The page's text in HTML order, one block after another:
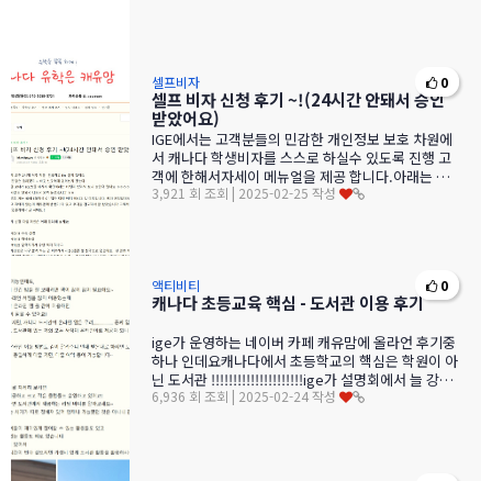
셀프비자
셀프 비자 신청 후기 ~!(24시간 안돼서 승인
받았어요)
IGE에서는 고객분들의 민감한 개인정보 보호 차원에
서 캐나다 학생비자를 스스로 하실수 있도록 진행 고
객에 한해서자세이 메뉴얼을 제공 합니다.아래는 최
근에 IGE가 운영하는 캐유맘 …
3,921 회 조회 | 2025-02-25 작성
0
액티비티
캐나다 초등교육 핵심 - 도서관 이용 후기
ige가 운영하는 네이버 카페 캐유맘에 올라언 후기중
하나 인데요캐나다에서 초등학교의 핵심은 학원이 아
닌 도서관 !!!!!!!!!!!!!!!!!!!!!ige가 설명회에서 늘 강조
…
6,936 회 조회 | 2025-02-24 작성
0